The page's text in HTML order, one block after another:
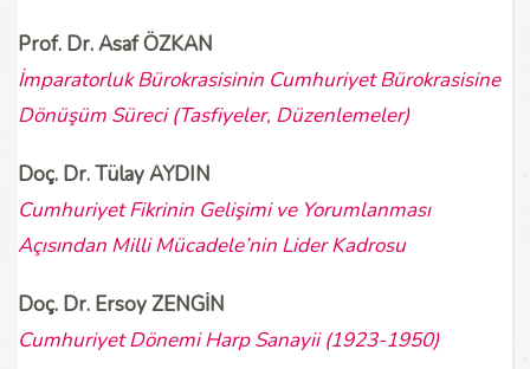
Prof. Dr. Asaf ÖZKAN
İmparatorluk Bürokrasisinin Cumhuriyet Bürokrasisine
Dönüşüm Süreci (Tasfiyeler, Düzenlemeler)
Doç. Dr. Tülay AYDIN
Cumhuriyet Fikrinin Gelişimi ve Yorumlanması
Açısından Milli Mücadele’nin Lider Kadrosu
Doç. Dr. Ersoy ZENGİN
Cumhuriyet Dönemi Harp Sanayii (1923-1950)